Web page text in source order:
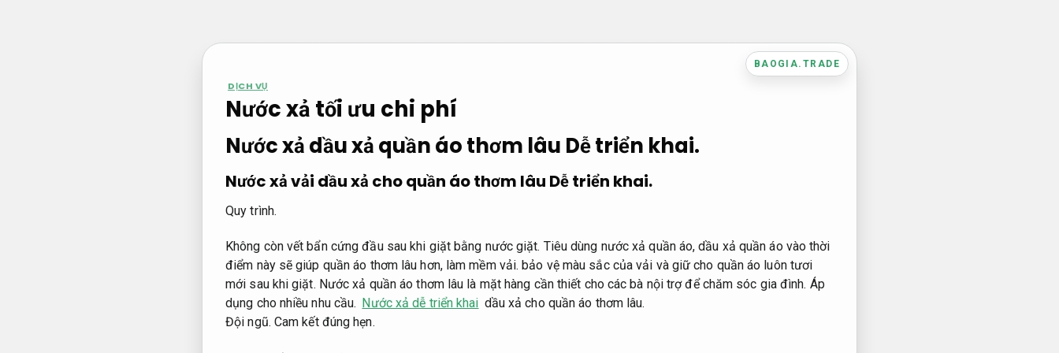
BAOGIA.TRADE
DỊCH VỤ
Nước xả tối ưu chi phí
Nước xả dầu xả quần áo thơm lâu Dễ triển khai.
Nước xả vải dầu xả cho quần áo thơm lâu Dễ triển khai.
Quy trình.
Không còn vết bẩn cứng đầu sau khi giặt bằng nước giặt. Tiêu dùng nước xả quần áo, dầu xả quần áo vào thời
điểm này sẽ giúp quần áo thơm lâu hơn, làm mềm vải. bảo vệ màu sắc của vải và giữ cho quần áo luôn tươi
mới sau khi giặt. Nước xả quần áo thơm lâu là mặt hàng cần thiết cho các bà nội trợ để chăm sóc gia đình. Áp
dụng cho nhiều nhu cầu. Nước xả dễ triển khai dầu xả cho quần áo thơm lâu.
Đội ngũ. Cam kết đúng hẹn.